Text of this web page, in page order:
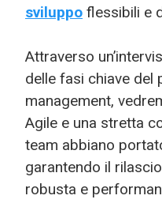
sviluppo flessibili e
Attraverso
delle fasi chiave
management,
Agile e una stretta
team abbiano
garantendo il
robusta e